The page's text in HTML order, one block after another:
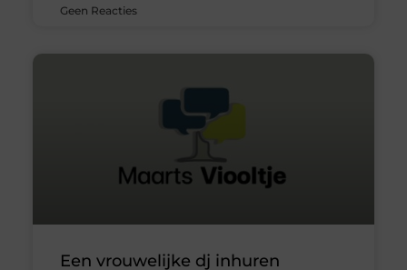
Geen Reacties
Een vrouwelijke dj inhuren